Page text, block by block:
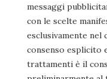
messaggi
con le scelte
esclusivamente nel
consenso esplicito
trattamenti è il